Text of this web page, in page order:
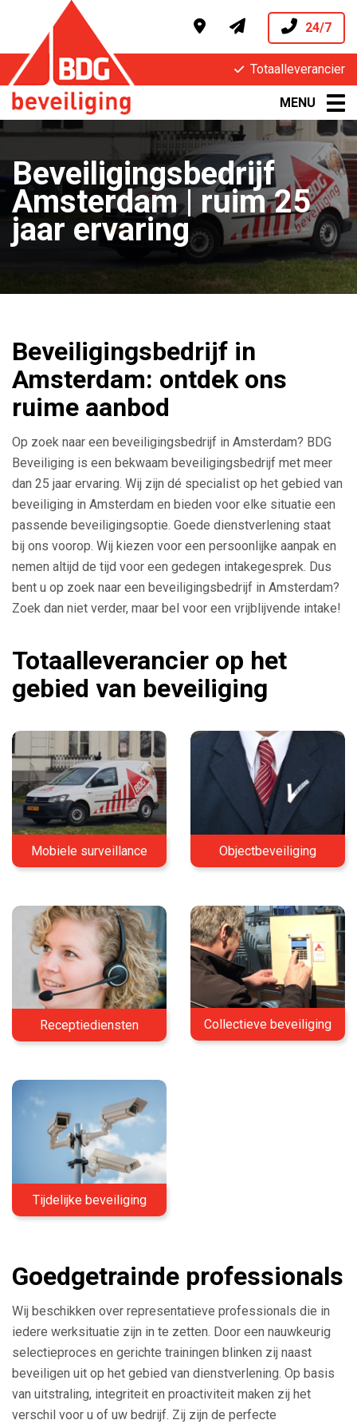
24/7
Totaalleverancier
MENU
Beveiligingsbedrijf
Amsterdam | ruim 25
jaar ervaring
Beveiligingsbedrijf in
Amsterdam: ontdek ons
ruime aanbod
Op zoek naar een beveiligingsbedrijf in Amsterdam? BDG
Beveiliging is een bekwaam beveiligingsbedrijf met meer
dan 25 jaar ervaring. Wij zijn dé specialist op het gebied van
beveiliging in Amsterdam en bieden voor elke situatie een
passende beveiligingsoptie. Goede dienstverlening staat
bij ons voorop. Wij kiezen voor een persoonlijke aanpak en
nemen altijd de tijd voor een gedegen intakegesprek. Dus
bent u op zoek naar een beveiligingsbedrijf in Amsterdam?
Zoek dan niet verder, maar bel voor een vrijblijvende intake!
Totaalleverancier op het
gebied van beveiliging
Mobiele surveillance Objectbeveiliging
Receptiediensten Collectieve beveiliging
Tijdelijke beveiliging
Goedgetrainde professionals
Wij beschikken over representatieve professionals die in
iedere werksituatie zijn in te zetten. Door een nauwkeurig
selectieproces en gerichte trainingen blinken zij naast
beveiligen uit op het gebied van dienstverlening. Op basis
van uitstraling, integriteit en proactiviteit maken zij het
verschil voor u of uw bedrijf. Zij zijn de perfecte